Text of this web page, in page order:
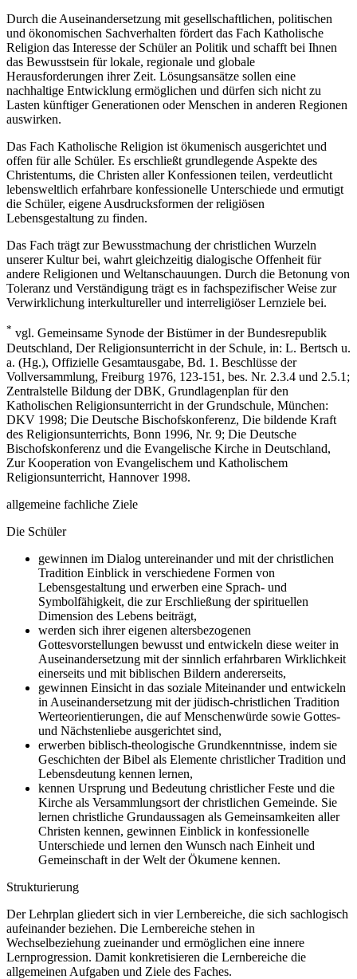
Durch die Auseinandersetzung mit gesellschaftlichen, politischen
und ökonomischen Sachverhalten fördert das Fach Katholische
Religion das Interesse der Schüler an Politik und schafft bei Ihnen
das Bewusstsein für lokale, regionale und globale
Herausforderungen ihrer Zeit. Lösungsansätze sollen eine
nachhaltige Entwicklung ermöglichen und dürfen sich nicht zu
Lasten künftiger Generationen oder Menschen in anderen Regionen
auswirken.
Das Fach Katholische Religion ist ökumenisch ausgerichtet und
offen für alle Schüler. Es erschließt grundlegende Aspekte des
Christentums, die Christen aller Konfessionen teilen, verdeutlicht
lebensweltlich erfahrbare konfessionelle Unterschiede und ermutigt
die Schüler, eigene Ausdrucksformen der religiösen
Lebensgestaltung zu finden.
Das Fach trägt zur Bewusstmachung der christlichen Wurzeln
unserer Kultur bei, wahrt gleichzeitig dialogische Offenheit für
andere Religionen und Weltanschauungen. Durch die Betonung von
Toleranz und Verständigung trägt es in fachspezifischer Weise zur
Verwirklichung interkultureller und interreligiöser Lernziele bei.
* vgl. Gemeinsame Synode der Bistümer in der Bundesrepublik
Deutschland, Der Religionsunterricht in der Schule, in: L. Bertsch u.
a. (Hg.), Offizielle Gesamtausgabe, Bd. 1. Beschlüsse der
Vollversammlung, Freiburg 1976, 123-151, bes. Nr. 2.3.4 und 2.5.1;
Zentralstelle Bildung der DBK, Grundlagenplan für den
Katholischen Religionsunterricht in der Grundschule, München:
DKV 1998; Die Deutsche Bischofskonferenz, Die bildende Kraft
des Religionsunterrichts, Bonn 1996, Nr. 9; Die Deutsche
Bischofskonferenz und die Evangelische Kirche in Deutschland,
Zur Kooperation von Evangelischem und Katholischem
Religionsunterricht, Hannover 1998.
allgemeine fachliche Ziele
Die Schüler
gewinnen im Dialog untereinander und mit der christlichen
Tradition Einblick in verschiedene Formen von
Lebensgestaltung und erwerben eine Sprach- und
Symbolfähigkeit, die zur Erschließung der spirituellen
Dimension des Lebens beiträgt,
werden sich ihrer eigenen altersbezogenen
Gottesvorstellungen bewusst und entwickeln diese weiter in
Auseinandersetzung mit der sinnlich erfahrbaren Wirklichkeit
einerseits und mit biblischen Bildern andererseits,
gewinnen Einsicht in das soziale Miteinander und entwickeln
in Auseinandersetzung mit der jüdisch-christlichen Tradition
Werteorientierungen, die auf Menschenwürde sowie Gottes-
und Nächstenliebe ausgerichtet sind,
erwerben biblisch-theologische Grundkenntnisse, indem sie
Geschichten der Bibel als Elemente christlicher Tradition und
Lebensdeutung kennen lernen,
kennen Ursprung und Bedeutung christlicher Feste und die
Kirche als Versammlungsort der christlichen Gemeinde. Sie
lernen christliche Grundaussagen als Gemeinsamkeiten aller
Christen kennen, gewinnen Einblick in konfessionelle
Unterschiede und lernen den Wunsch nach Einheit und
Gemeinschaft in der Welt der Ökumene kennen.
Strukturierung
Der Lehrplan gliedert sich in vier Lernbereiche, die sich sachlogisch
aufeinander beziehen. Die Lernbereiche stehen in
Wechselbeziehung zueinander und ermöglichen eine innere
Lernprogression. Damit konkretisieren die Lernbereiche die
allgemeinen Aufgaben und Ziele des Faches.